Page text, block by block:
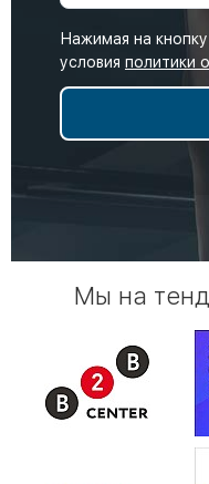
Нажимая на
условия политики
Мы на